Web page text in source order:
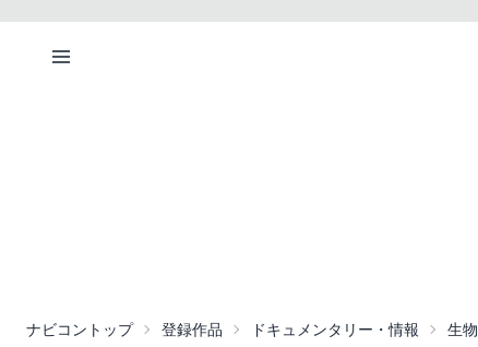
ナビコントップ 登録作品 ドキュメンタリー・情報 生物